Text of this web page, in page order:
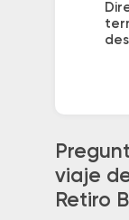
viaje
Retiro